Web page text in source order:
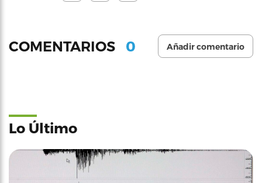
COMENTARIOS 0 Añadir comentario
Lo Último